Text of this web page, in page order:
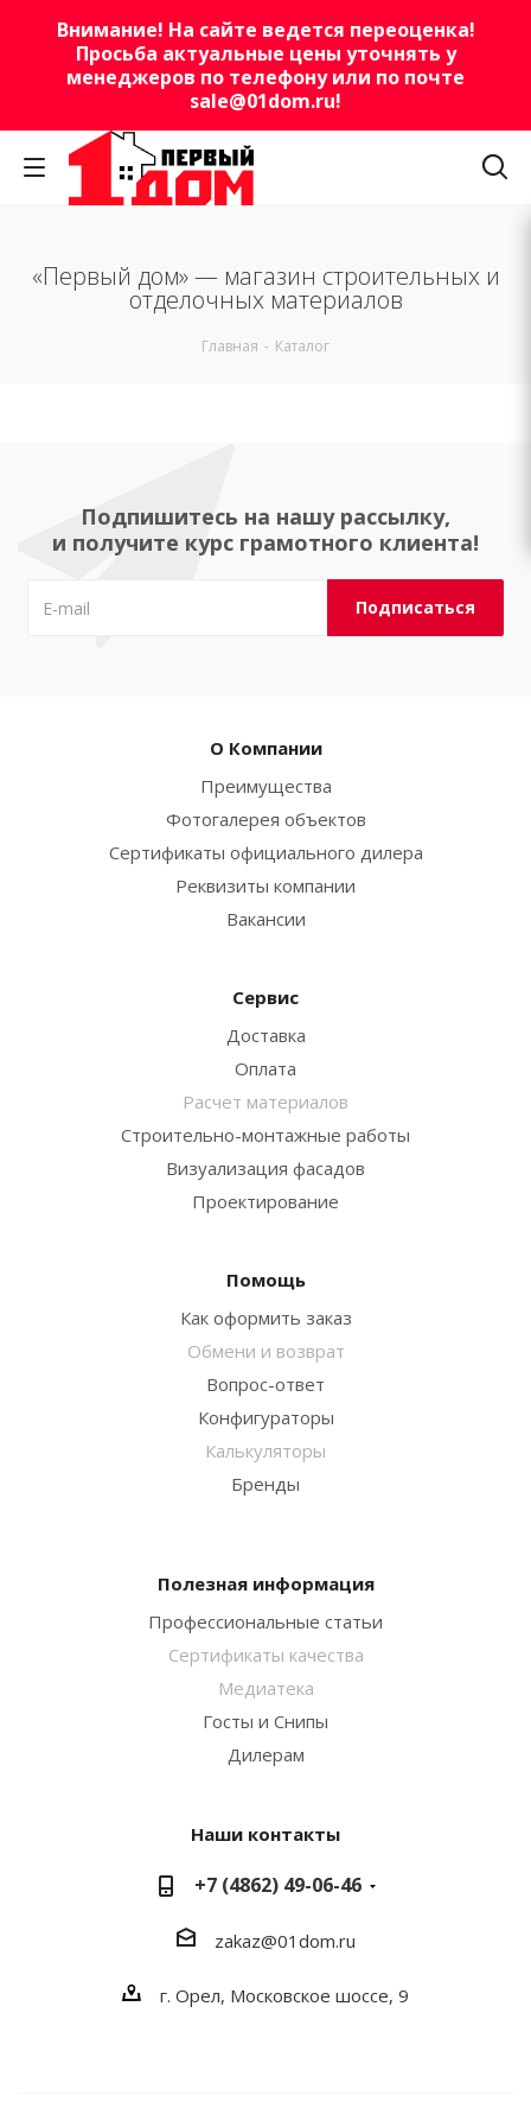
Внимание! На сайте ведется переоценка!
Просьба актуальные цены уточнять у
менеджеров по телефону или по почте
sale@01dom.ru!
«Первый дом» — магазин строительных и
отделочных материалов
Главная - Каталог
Подпишитесь на нашу рассылку,
и получите курс грамотного клиента!
О Компании
Преимущества
Фотогалерея объектов
Сертификаты официального дилера
Реквизиты компании
Вакансии
Сервис
Доставка
Оплата
Расчет материалов
Строительно-монтажные работы
Визуализация фасадов
Проектирование
Помощь
Как оформить заказ
Обмени и возврат
Вопрос-ответ
Конфигураторы
Калькуляторы
Бренды
Полезная информация
Профессиональные статьи
Сертификаты качества
Медиатека
Госты и Снипы
Дилерам
Наши контакты
+7 (4862) 49-06-46
zakaz@01dom.ru
г. Орел, Московское шоссе, 9